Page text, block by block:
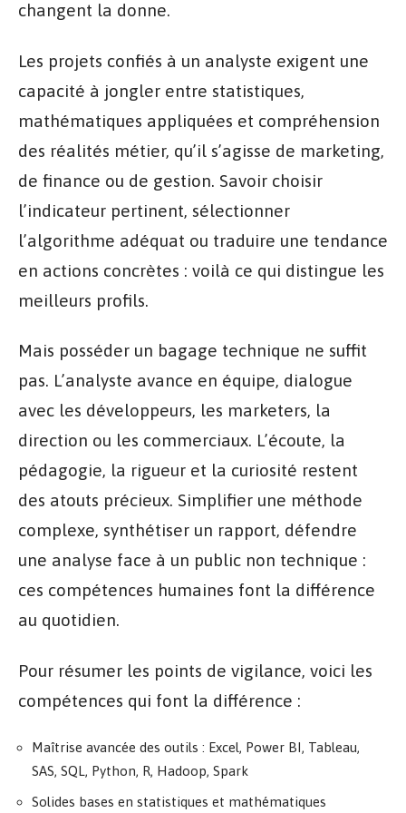
changent la donne.
Les projets confiés à un analyste exigent une
capacité à jongler entre statistiques,
mathématiques appliquées et compréhension
des réalités métier, qu’il s’agisse de marketing,
de finance ou de gestion. Savoir choisir
l’indicateur pertinent, sélectionner
l’algorithme adéquat ou traduire une tendance
en actions concrètes : voilà ce qui distingue les
meilleurs profils.
Mais posséder un bagage technique ne suffit
pas. L’analyste avance en équipe, dialogue
avec les développeurs, les marketers, la
direction ou les commerciaux. L’écoute, la
pédagogie, la rigueur et la curiosité restent
des atouts précieux. Simplifier une méthode
complexe, synthétiser un rapport, défendre
une analyse face à un public non technique :
ces compétences humaines font la différence
au quotidien.
Pour résumer les points de vigilance, voici les
compétences qui font la différence :
Maîtrise avancée des outils : Excel, Power BI, Tableau,
SAS, SQL, Python, R, Hadoop, Spark
Solides bases en statistiques et mathématiques